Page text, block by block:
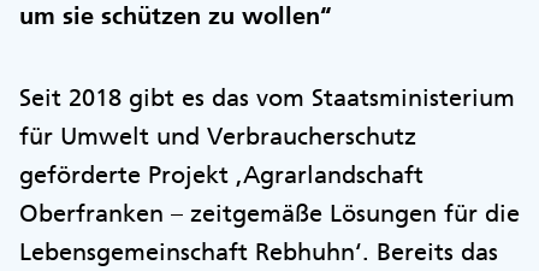
um sie schützen zu wollen“
Seit 2018 gibt es das vom Staatsministerium
für Umwelt und Verbraucherschutz
geförderte Projekt ,Agrarlandschaft
Oberfranken – zeitgemäße Lösungen für die
Lebensgemeinschaft Rebhuhn‘. Bereits das